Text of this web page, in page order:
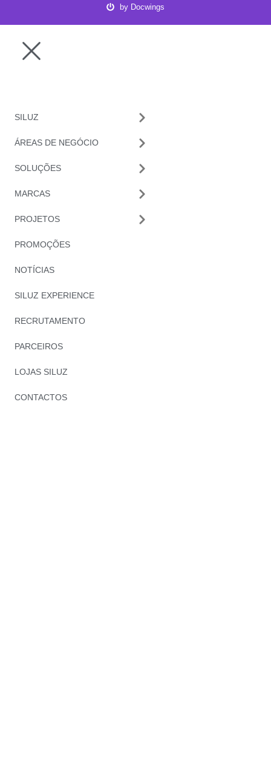
by Docwings
SILUZ
ÁREAS DE NEGÓCIO
SOLUÇÕES
MARCAS
PROJETOS
PROMOÇÕES
NOTÍCIAS
SILUZ EXPERIENCE
RECRUTAMENTO
PARCEIROS
LOJAS SILUZ
CONTACTOS